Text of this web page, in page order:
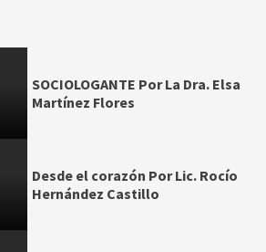
SOCIOLOGANTE Por La Dra. Elsa
Martínez Flores
Desde el corazón Por Lic. Rocío
Hernández Castillo